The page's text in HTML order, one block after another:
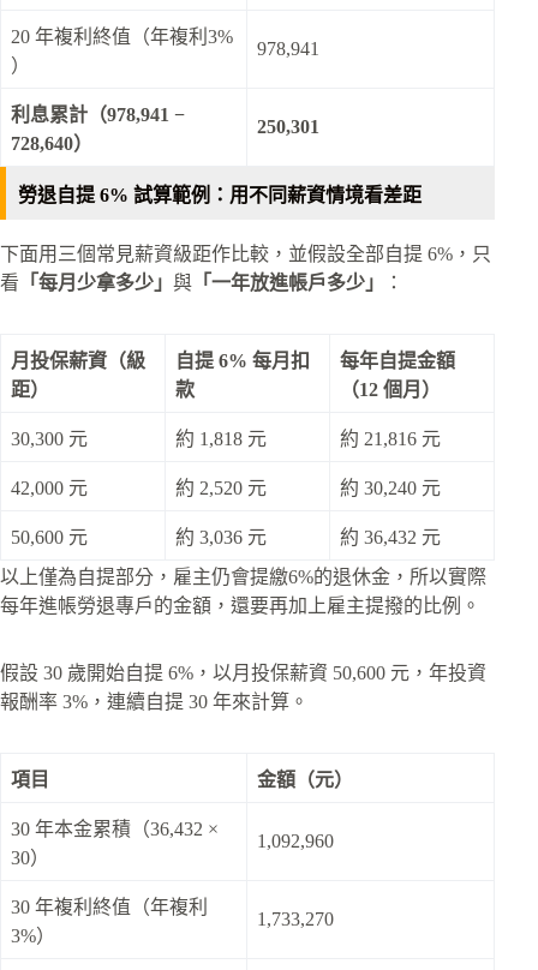
20 年複利終值（年複利3%
）
978,941
利息累計（978,941 −
728,640）
250,301
勞退自提 6% 試算範例：用不同薪資情境看差距
下面用三個常見薪資級距作比較，並假設全部自提 6%，只
看 「每月少拿多少」 與 「一年放進帳戶多少」 ：​
月投保薪資（級
距）
自提 6% 每月扣
款
每年自提金額
（12 個月）
30,300 元 約 1,818 元 約 21,816 元
42,000 元 約 2,520 元 約 30,240 元
50,600 元 約 3,036 元
約 36,432 元
以上僅為自提部分，雇主仍會提繳6%的退休金，所以實際
每年進帳勞退專戶的金額，還要再加上雇主提撥的比例。​
假設 30 歲開始自提 6%，以月投保薪資 50,600 元，年投資
報酬率 3%，連續自提 30 年來計算。
項目 金額（元）
30 年本金累積（36,432 ×
30）
1,092,960
30 年複利終值（年複利
3%）
1,733,270